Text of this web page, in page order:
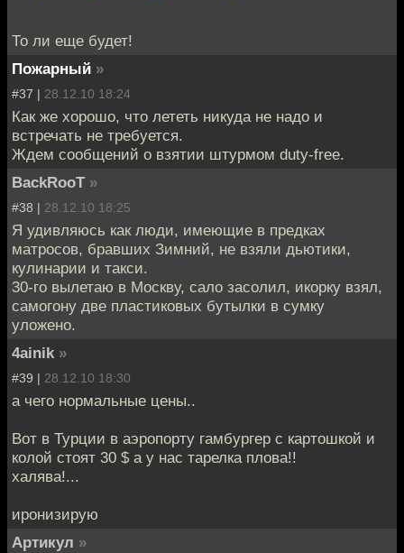
То ли еще будет!
Пожарный »
#37 | 28.12.10 18:24
Как же хорошо, что лететь никуда не надо и
встречать не требуется.
Ждем сообщений о взятии штурмом duty-free.
BackRooT »
#38 | 28.12.10 18:25
Я удивляюсь как люди, имеющие в предках
матросов, бравших Зимний, не взяли дьютики,
кулинарии и такси.
30-го вылетаю в Москву, сало засолил, икорку взял,
самогону две пластиковых бутылки в сумку
уложено.
4ainik »
#39 | 28.12.10 18:30
а чего нормальные цены..
Вот в Турции в аэропорту гамбургер с картошкой и
колой стоят 30 $ а у нас тарелка плова!!
халява!...
иронизирую
Артикул »